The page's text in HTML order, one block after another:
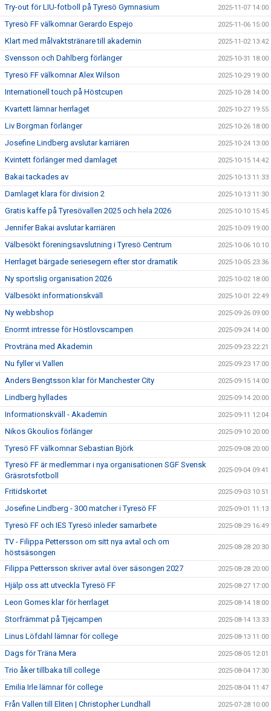
Try-out för LIU-fotboll på Tyresö Gymnasium 2025-11-07 14:00
Tyresö FF välkomnar Gerardo Espejo 2025-11-06 15:00
Klart med målvaktstränare till akademin 2025-11-02 13:42
Svensson och Dahlberg förlänger 2025-10-31 18:00
Tyresö FF välkomnar Alex Wilson 2025-10-29 19:00
Internationell touch på Höstcupen 2025-10-28 14:00
Kvartett lämnar herrlaget 2025-10-27 19:55
Liv Borgman förlänger 2025-10-26 18:00
Josefine Lindberg avslutar karriären 2025-10-24 13:00
Kvintett förlänger med damlaget 2025-10-15 14:42
Bakai tackades av 2025-10-13 11:33
Damlaget klara för division 2 2025-10-13 11:30
Gratis kaffe på Tyresövallen 2025 och hela 2026 2025-10-10 15:45
Jennifer Bakai avslutar karriären 2025-10-09 19:00
Välbesökt föreningsavslutning i Tyresö Centrum 2025-10-06 10:10
Herrlaget bärgade seriesegern efter stor dramatik 2025-10-05 23:36
Ny sportslig organisation 2026 2025-10-02 18:00
Välbesökt informationskväll 2025-10-01 22:49
Ny webbshop 2025-09-26 09:00
Enormt intresse för Höstlovscampen 2025-09-24 14:00
Provträna med Akademin 2025-09-23 22:21
Nu fyller vi Vallen 2025-09-23 17:00
Anders Bengtsson klar för Manchester City 2025-09-15 14:00
Lindberg hyllades 2025-09-14 20:00
Informationskväll - Akademin 2025-09-11 12:04
Nikos Gkoulios förlänger 2025-09-10 20:00
Tyresö FF välkomnar Sebastian Björk 2025-09-08 20:00
Tyresö FF är medlemmar i nya organisationen SGF Svensk
Gräsrotsfotboll
2025-09-04 09:41
Fritidskortet 2025-09-03 10:51
Josefine Lindberg - 300 matcher i Tyresö FF 2025-09-01 11:13
Tyresö FF och IES Tyresö inleder samarbete 2025-08-29 16:49
TV - Filippa Pettersson om sitt nya avtal och om
höstsäsongen
2025-08-28 20:30
Filippa Pettersson skriver avtal över säsongen 2027 2025-08-28 20:00
Hjälp oss att utveckla Tyresö FF 2025-08-27 17:00
Leon Gomes klar för herrlaget 2025-08-14 18:00
Storfrämmat på Tjejcampen 2025-08-14 13:33
Linus Löfdahl lämnar för college 2025-08-13 11:00
Dags för Träna Mera 2025-08-05 12:01
Trio åker tillbaka till college 2025-08-04 17:30
Emilia Irle lämnar för college 2025-08-04 11:47
Från Vallen till Eliten | Christopher Lundhall 2025-07-28 10:00